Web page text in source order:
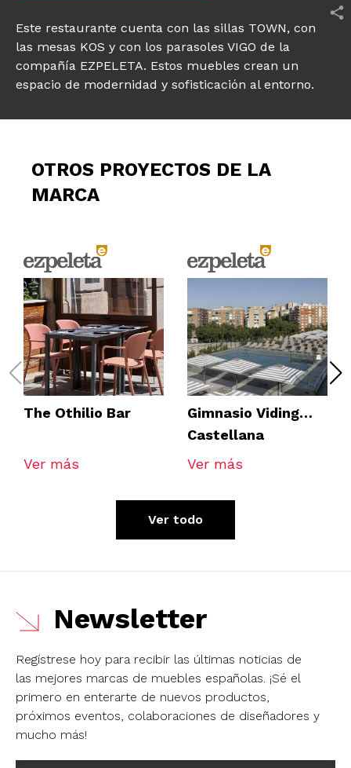
Este restaurante cuenta con las sillas TOWN, con
las mesas KOS y con los parasoles VIGO de la
compañía EZPELETA. Estos muebles crean un
espacio de modernidad y sofisticación al entorno.
OTROS PROYECTOS DE LA
MARCA
The Othilio Bar
Ver más
Gimnasio Viding
Castellana
Ver más
Ver todo
Newsletter
Regístrese hoy para recibir las últimas noticias de
las mejores marcas de muebles españolas. ¡Sé el
primero en enterarte de nuevos productos,
próximos eventos, colaboraciones de diseñadores y
mucho más!